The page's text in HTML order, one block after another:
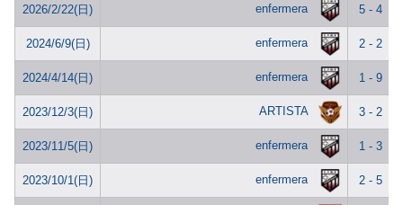
2026/2/22(日) enfermera 5 - 4
2024/6/9(日) enfermera 2 - 2
2024/4/14(日) enfermera 1 - 9
2023/12/3(日) ARTISTA 3 - 2
2023/11/5(日) enfermera 1 - 3
2023/10/1(日) enfermera 2 - 5